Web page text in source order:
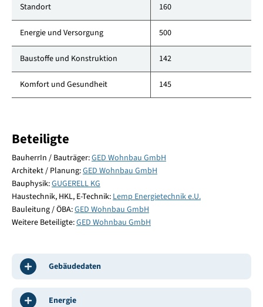
Standort 160
Energie und Versorgung 500
Baustoffe und Konstruktion 142
Komfort und Gesundheit 145
Beteiligte
BauherrIn / Bauträger:GED Wohnbau GmbH
Architekt / Planung:GED Wohnbau GmbH
Bauphysik:GUGERELL KG
Haustechnik, HKL, E-Technik: Lemp Energietechnik e.U.
Bauleitung / ÖBA:GED Wohnbau GmbH
Weitere Beteiligte:GED Wohnbau GmbH
Gebäudedaten
Energie